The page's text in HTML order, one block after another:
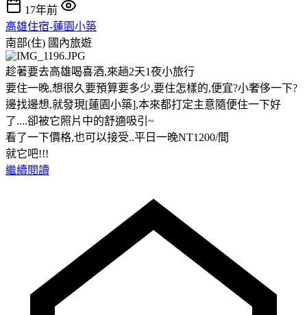
17年前
高雄住宿-蓮園小築
南部(住) 國內旅遊
趁著要去高雄喝喜酒,來趟2天1夜小旅行
要住一晚,想很久要預算要多少,要住怎樣的,便宜?小奢侈一下?
邊找邊想,就發現[蓮園小築],本來都打定主意隨便住一下好
了....卻被它照片中的舒適吸引~
看了一下價格,也可以接受..平日一晚NT1200/間
就它吧!!!
繼續閱讀